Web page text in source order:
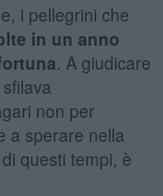
i pellegrini che
in un anno
. A giudicare
non per
a sperare nella
, di questi tempi, è